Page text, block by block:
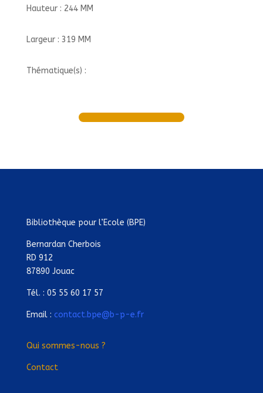
Hauteur : 244 MM
Largeur : 319 MM
Thématique(s) :
Bibliothèque pour l’Ecole (BPE)
Bernardan Cherbois
RD 912
87890 Jouac
Tél. : 05 55 60 17 57
Email : contact.bpe@b-p-e.fr
Qui sommes-nous ?
Contact